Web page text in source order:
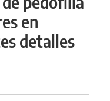
en
detalles